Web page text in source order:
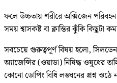
ফলে উচ্চতায় শরীরে অক্সিজেন
সময় শ্বাসকষ্ট বা ক্লান্তির ঝুঁকি কিছুটা
সবচেয়ে গুরুত্বপূর্ণ বিষয় হলো,
অ্যাজেন্সির (ওয়াডা) নিষিদ্ধ ওষুধের
কোনো ডোপিং বিধি লঙ্ঘনের প্রশ্ন ওঠে